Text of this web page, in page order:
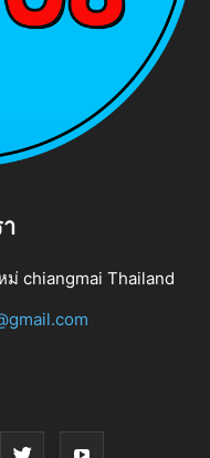
ม่ chiangmai Thailand